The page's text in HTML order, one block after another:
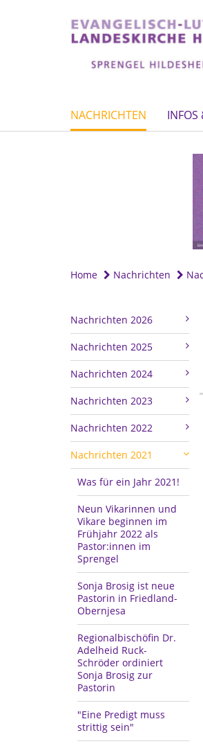
NACHRICHTEN INFOS
Home Nachrichten
Nachrichten 2026
Nachrichten 2025
Nachrichten 2024
Nachrichten 2023
Nachrichten 2022
Nachrichten 2021
Was für ein Jahr 2021!
Neun Vikarinnen und
Vikare beginnen im
Frühjahr 2022 als
Pastor:innen im
Sprengel
Sonja Brosig ist neue
Pastorin in Friedland-
Obernjesa
Regionalbischöfin Dr.
Adelheid Ruck-
Schröder ordiniert
Sonja Brosig zur
Pastorin
"Eine Predigt muss
strittig sein"